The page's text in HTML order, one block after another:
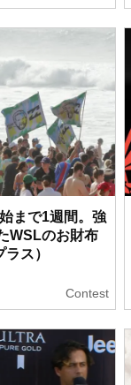
まで1週間。強
WSLのお財布
ス）
Contest